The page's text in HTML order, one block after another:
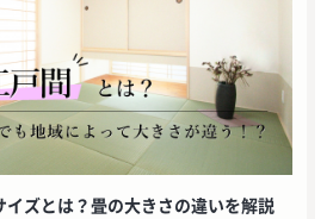
イズとは？畳の大きさの違いを解説